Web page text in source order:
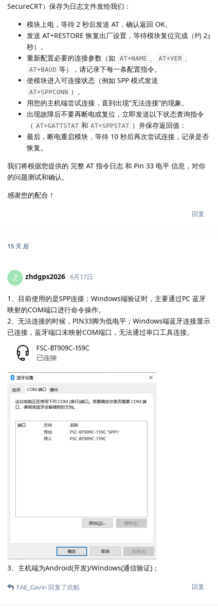
SecureCRT）保存为日志文件发给我们：
模块上电，等待 2 秒后发送 AT，确认返回 OK。
发送 AT+RESTORE 恢复出厂设置，等待模块复位完成（约 23
秒）。
重新配置必要的连接参数（如
AT+NAME AT+VER
AT+BAUD 等），请记录下每一条配置指令。
使模块进入可连接状态（例如 SPP 模式发送
AT+SPPCONN ）。
用您的主机端尝试连接，直到出现“无法连接”的现象。
出现故障后不要再断电或复位，立即发送以下状态查询指令
（ AT+GATTSTAT 和 AT+SPPSTAT ）并保存返回值：
最后，断电重启模块，等待 10 秒后再次尝试连接，记录是否
恢复。
我们将根据您提供的 完整 AT 指令日志 和 Pin 33 电平 信息，对你
的问题测试和确认。
感谢您的配合！
回复
15 天 后
Z zhdgps2026 6月17日
1、目前使用的是SPP连接；Windows端验证时，主要通过PC 蓝牙
映射的COM端口进行命令操作。
2、无法连接的时候，PIN33脚为低电平；Windows端蓝牙连接显示
已连接，蓝牙端口未映射COM端口，无法通过串口工具连接。
3、主机端为Android(开发)/Windows(通信验证)；
回复
FAE_Gavin 回复了此帖